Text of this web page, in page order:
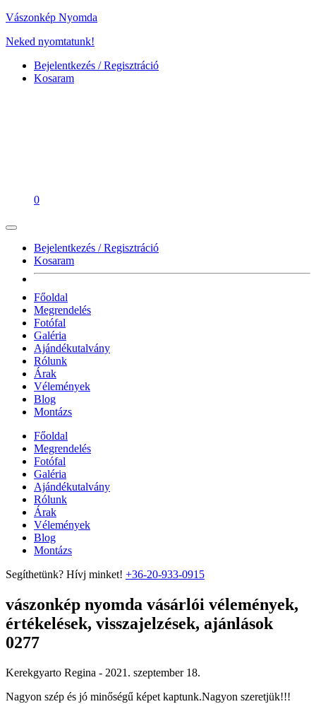
Vászonkép Nyomda
Neked nyomtatunk!
Bejelentkezés / Regisztráció
Kosaram
0
Bejelentkezés / Regisztráció
Kosaram
Főoldal
Megrendelés
Fotófal
Galéria
Ajándékutalvány
Rólunk
Árak
Vélemények
Blog
Montázs
Főoldal
Megrendelés
Fotófal
Galéria
Ajándékutalvány
Rólunk
Árak
Vélemények
Blog
Montázs
Segíthetünk? Hívj minket! +36-20-933-0915
vászonkép nyomda vásárlói vélemények,
értékelések, visszajelzések, ajánlások
0277
Kerekgyarto Regina - 2021. szeptember 18.
Nagyon szép és jó minőségű képet kaptunk.Nagyon szeretjük!!!